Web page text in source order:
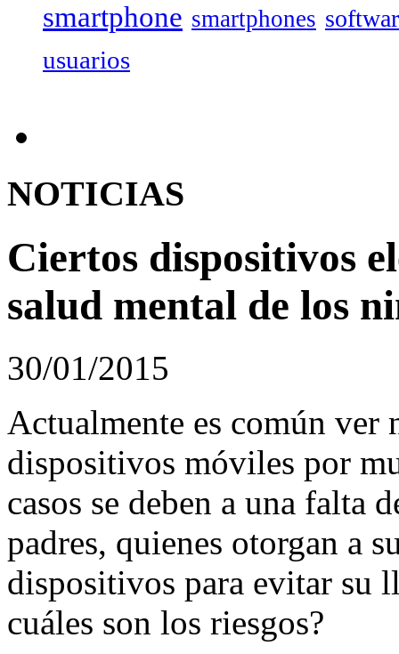
smartphone smartphones
usuarios
NOTICIAS
Ciertos dispositivos
salud mental de los
30/01/2015
Actualmente es común ver
dispositivos móviles por
casos se deben a una falta
padres, quienes otorgan a
dispositivos para evitar su
cuáles son los riesgos?